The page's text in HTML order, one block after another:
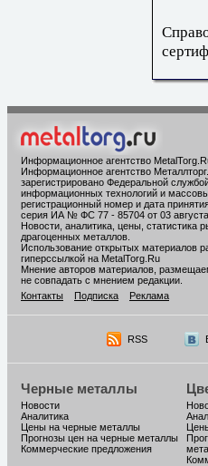
Информационное агентство
Информационное агентство
зарегистрировано Федеральной
информационных технологий и
регистрационный номер и дата
серия ИА № ФС 77 - 85704 от 03 августа
Новости, аналитика, цены, статистика
драгоценных металлов.
Использование открытых материалов
гиперссылкой на MetalTorg.Ru
Мнение авторов материалов,
не совпадать с мнением редакции.
Контакты
Подписка Реклама
RSS
Черные металлы
Новости
Аналитика
Цены на черные металлы
Прогнозы цен на черные металлы
Коммерческие предложения